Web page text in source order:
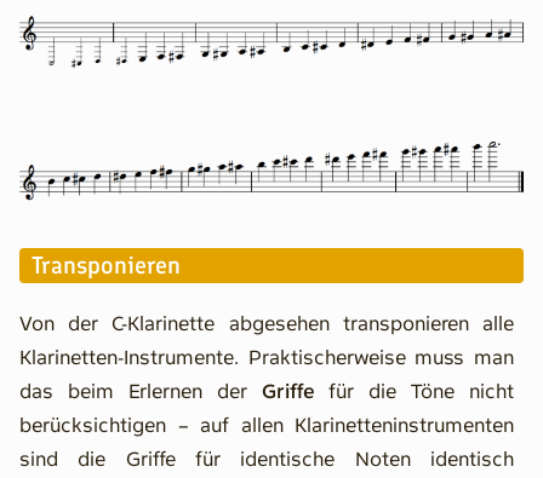
Transponieren
Von der C-Klarinette abgesehen transponieren alle
Klarinetten-Instrumente. Praktischerweise muss man
das beim Erlernen der Griffe für die Töne nicht
berücksichtigen – auf allen Klarinetteninstrumenten
sind die Griffe für identische Noten identisch